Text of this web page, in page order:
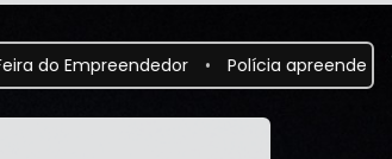
• Polícia apreende drogas,